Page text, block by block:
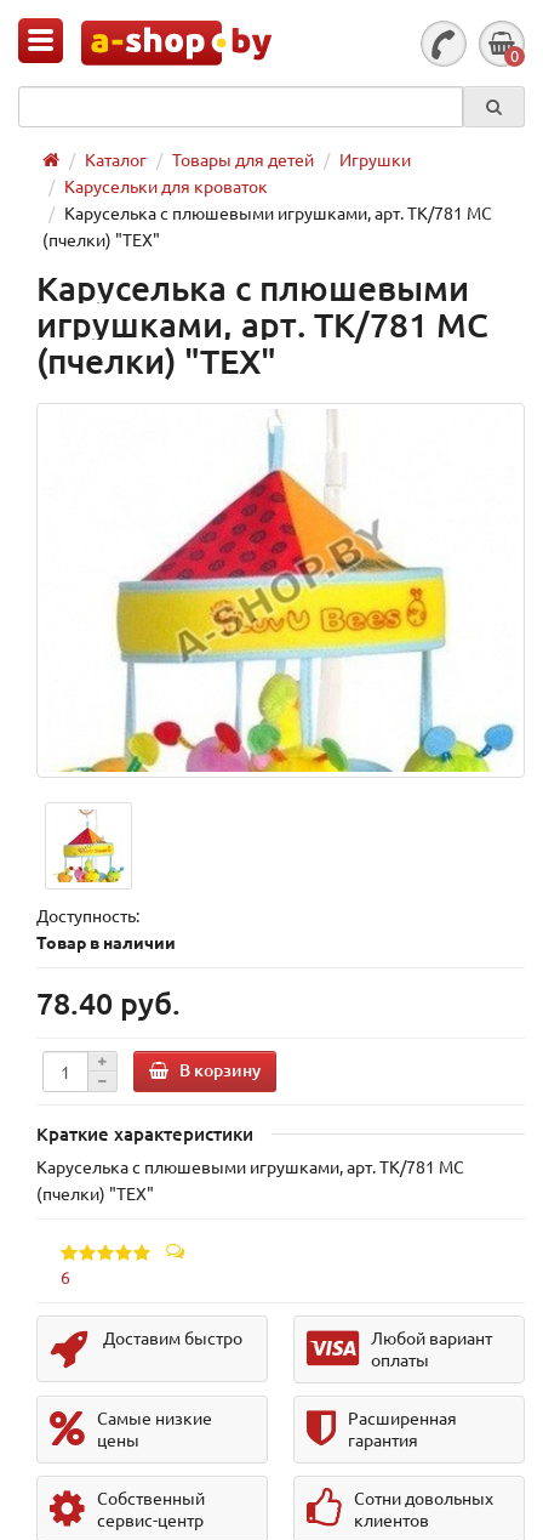
0
Каталог Товары для детей
Игрушки
Карусельки для кроваток
Каруселька с плюшевыми игрушками, арт. TK/781 МС
(пчелки) "TEX"
Каруселька с плюшевыми
игрушками, арт. TK/781 МС
(пчелки) "TEX"
Доступность:
Товар в наличии
78.40 руб.
В корзину
Краткие характеристики
Каруселька с плюшевыми игрушками, арт. TK/781 МС
(пчелки) "TEX"
6
Доставим быстро
Любой вариант
оплаты
Самые низкие
цены
Расширенная
гарантия
Собственный
сервис-центр
Сотни довольных
клиентов